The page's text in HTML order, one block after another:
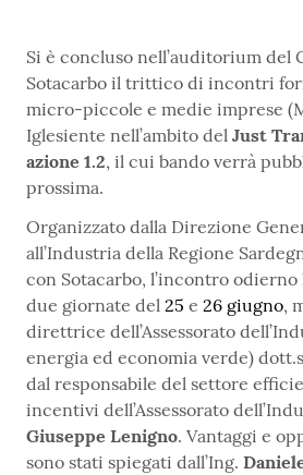
Si è concluso nell’auditorium del
Sotacarbo il trittico di incontri
micro-piccole e medie imprese
Iglesiente nell’ambito del Just
azione 1.2, il cui bando verrà
prossima.
Organizzato dalla Direzione
all’Industria della Regione
con Sotacarbo, l’incontro
due giornate del 25 e 26 giugno,
direttrice dell’Assessorato
energia ed economia verde)
dal responsabile del settore
incentivi dell’Assessorato
Giuseppe Lenigno. Vantaggi e
sono stati spiegati dall’Ing.